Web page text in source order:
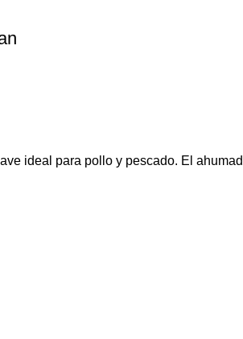
ideal para pollo y pescado. El